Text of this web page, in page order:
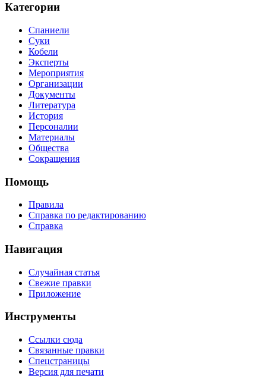
Категории
Спаниели
Суки
Кобели
Эксперты
Мероприятия
Организации
Документы
Литература
История
Персоналии
Материалы
Общества
Сокращения
Помощь
Правила
Справка по редактированию
Справка
Навигация
Случайная статья
Свежие правки
Приложение
Инструменты
Ссылки сюда
Связанные правки
Спецстраницы
Версия для печати